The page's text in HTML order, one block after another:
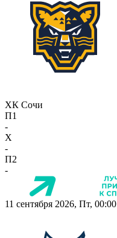
ХК Сочи
П1
-
X
-
П2
-
11 сентября 2026, Пт, 00:00